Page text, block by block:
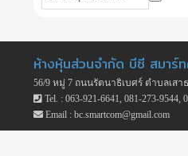
ห้างหุ้นส่วนจำกัด บีซี สมาร์
56/9 หมู่ 7 ถนนรัตนาธิเบศร์ ตำบลเส
Tel. : 063-921-6641, 081-273-9544,
Email : bc.smartcom@gmail.com